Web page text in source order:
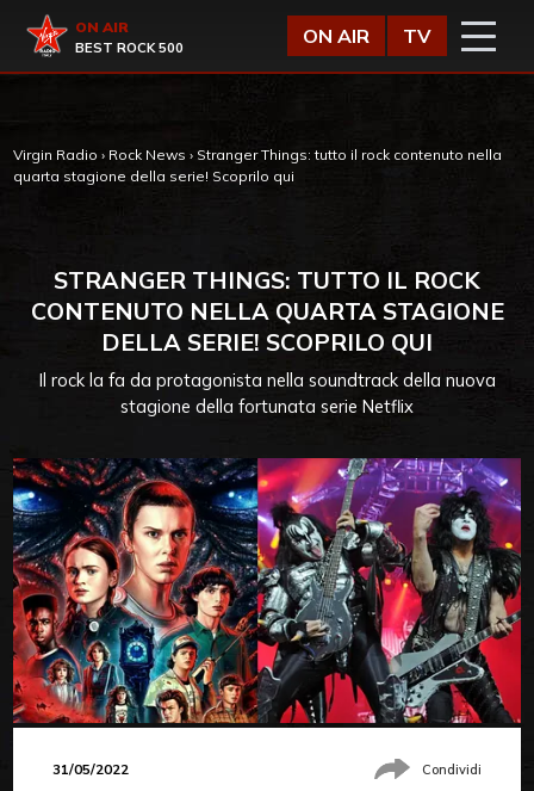
Virgin Radio
ON AIR
BEST ROCK 500
ON AIR TV
Virgin Radio › Rock News › Stranger Things: tutto il rock contenuto nella
quarta stagione della serie! Scoprilo qui
STRANGER THINGS: TUTTO IL ROCK
CONTENUTO NELLA QUARTA STAGIONE
DELLA SERIE! SCOPRILO QUI
Il rock la fa da protagonista nella soundtrack della nuova
stagione della fortunata serie Netflix
31/05/2022 Condividi